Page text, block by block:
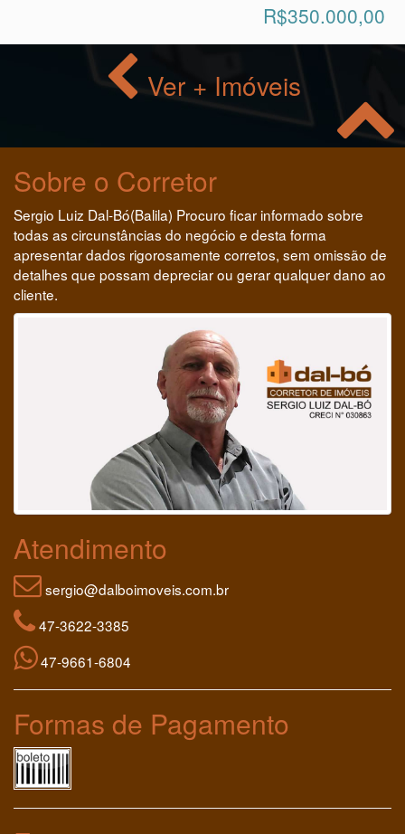
R$350.000,00
Ver + Imóveis
Sobre o Corretor
Sergio Luiz Dal-Bó(Balila) Procuro ficar informado sobre
todas as circunstâncias do negócio e desta forma
apresentar dados rigorosamente corretos, sem omissão de
detalhes que possam depreciar ou gerar qualquer dano ao
cliente.
Atendimento
sergio@dalboimoveis.com.br
47-3622-3385
47-9661-6804
Formas de Pagamento